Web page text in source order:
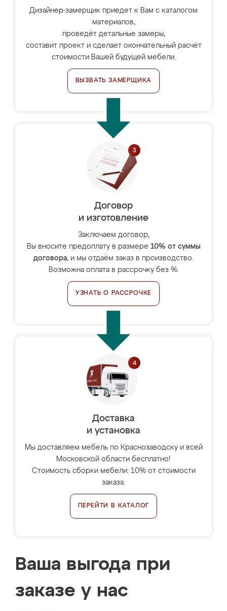
Дизайнер-замерщик приедет к Вам с каталогом
материалов,
проведёт детальные замеры,
составит проект и сделает окончательный расчёт
стоимости Вашей будущей мебели.
ВЫЗВАТЬ ЗАМЕРЩИКА
Договор
и изготовление
Заключаем договор,
Вы вносите предоплату в размере 10% от суммы
договора, и мы отдаём заказ в производство.
Возможна оплата в рассрочку без %.
УЗНАТЬ О РАССРОЧКЕ
Доставка
и установка
Мы доставляем мебель по Краснозаводску и всей
Московской области бесплатно!
Стоимость сборки мебели: 10% от стоимости
заказа.
ПЕРЕЙТИ В КАТАЛОГ
Ваша выгода при
заказе у нас